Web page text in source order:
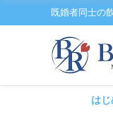
既婚者同士の
は